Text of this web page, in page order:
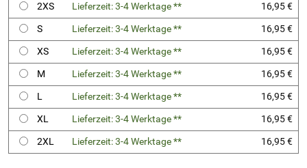
2XS
Lieferzeit: 3-4 Werktage **
16,95 €
S
Lieferzeit: 3-4 Werktage **
16,95 €
XS
Lieferzeit: 3-4 Werktage **
16,95 €
M
Lieferzeit: 3-4 Werktage **
16,95 €
L
Lieferzeit: 3-4 Werktage **
16,95 €
XL
Lieferzeit: 3-4 Werktage **
16,95 €
2XL
Lieferzeit: 3-4 Werktage ** 16,95 €